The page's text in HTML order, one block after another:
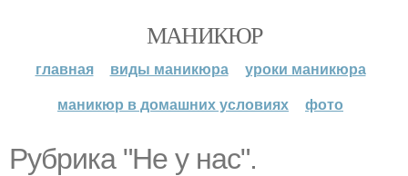
МАНИКЮР
главная виды маникюра
уроки маникюра
маникюр в домашних условиях
фото
Рубрика "Не у нас".